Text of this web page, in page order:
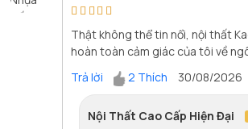
Thật không thể tin nổi, nội thất
hoàn toàn cảm giác của tôi về
Trả lời
2 Thích 30/08/2026
Nội Thất Cao Cấp Hiện Đại